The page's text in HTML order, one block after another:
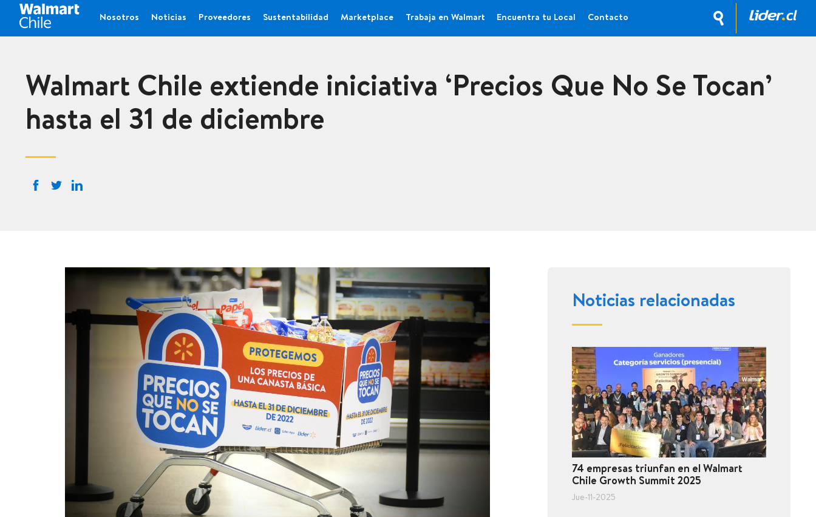
Nosotros Noticias Proveedores Sustentabilidad Marketplace Trabaja en Walmart Encuentra tu Local Contacto
Walmart Chile extiende iniciativa ‘Precios Que No Se Tocan’
hasta el 31 de diciembre
Noticias relacionadas
74 empresas triunfan en el Walmart
Chile Growth Summit 2025
Jue-11-2025